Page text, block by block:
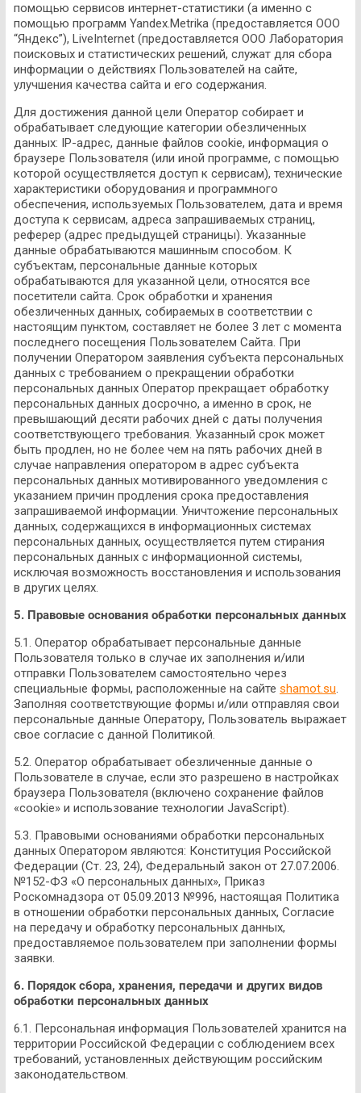
помощью сервисов интернет-статистики (а именно с
помощью программ Yandex.Metrika (предоставляется ООО
“Яндекс”), LiveInternet (предоставляется ООО Лаборатория
поисковых и статистических решений, служат для сбора
информации о действиях Пользователей на сайте,
улучшения качества сайта и его содержания.
Для достижения данной цели Оператор собирает и
обрабатывает следующие категории обезличенных
данных: IP-адрес, данные файлов cookie, информация о
браузере Пользователя (или иной программе, с помощью
которой осуществляется доступ к сервисам), технические
характеристики оборудования и программного
обеспечения, используемых Пользователем, дата и время
доступа к сервисам, адреса запрашиваемых страниц,
реферер (адрес предыдущей страницы). Указанные
данные обрабатываются машинным способом. К
субъектам, персональные данные которых
обрабатываются для указанной цели, относятся все
посетители сайта. Срок обработки и хранения
обезличенных данных, собираемых в соответствии с
настоящим пунктом, составляет не более 3 лет с момента
последнего посещения Пользователем Сайта. При
получении Оператором заявления субъекта персональных
данных с требованием о прекращении обработки
персональных данных Оператор прекращает обработку
персональных данных досрочно, а именно в срок, не
превышающий десяти рабочих дней с даты получения
соответствующего требования. Указанный срок может
быть продлен, но не более чем на пять рабочих дней в
случае направления оператором в адрес субъекта
персональных данных мотивированного уведомления с
указанием причин продления срока предоставления
запрашиваемой информации. Уничтожение персональных
данных, содержащихся в информационных системах
персональных данных, осуществляется путем стирания
персональных данных с информационной системы,
исключая возможность восстановления и использования
в других целях.
5. Правовые основания обработки персональных данных
5.1. Оператор обрабатывает персональные данные
Пользователя только в случае их заполнения и/или
отправки Пользователем самостоятельно через
специальные формы, расположенные на сайте shamot.su.
Заполняя соответствующие формы и/или отправляя свои
персональные данные Оператору, Пользователь выражает
свое согласие с данной Политикой.
5.2. Оператор обрабатывает обезличенные данные о
Пользователе в случае, если это разрешено в настройках
браузера Пользователя (включено сохранение файлов
«cookie» и использование технологии JavaScript).
5.3. Правовыми основаниями обработки персональных
данных Оператором являются: Конституция Российской
Федерации (Ст. 23, 24), Федеральный закон от 27.07.2006.
№152-ФЗ «О персональных данных», Приказ
Роскомнадзора от 05.09.2013 №996, настоящая Политика
в отношении обработки персональных данных, Согласие
на передачу и обработку персональных данных,
предоставляемое пользователем при заполнении формы
заявки.
6. Порядок сбора, хранения, передачи и других видов
обработки персональных данных
6.1. Персональная информация Пользователей хранится на
территории Российской Федерации с соблюдением всех
требований, установленных действующим российским
законодательством.